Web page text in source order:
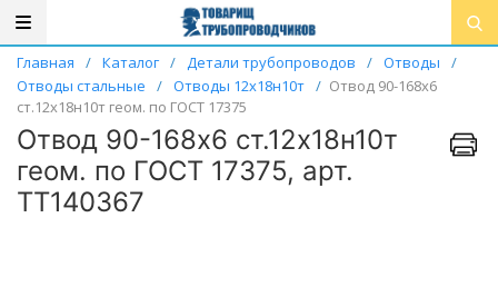
Главная / Каталог / Детали трубопроводов / Отводы
/
Отводы стальные
/ Отводы 12х18н10т / Отвод 90-168х6
ст.12х18н10т геом. по ГОСТ 17375
Отвод 90-168х6 ст.12х18н10т
геом. по ГОСТ 17375, арт.
ТТ140367